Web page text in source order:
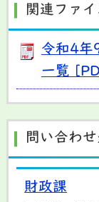
関連ファ
令和4年
一覧
問い合わ
財政課